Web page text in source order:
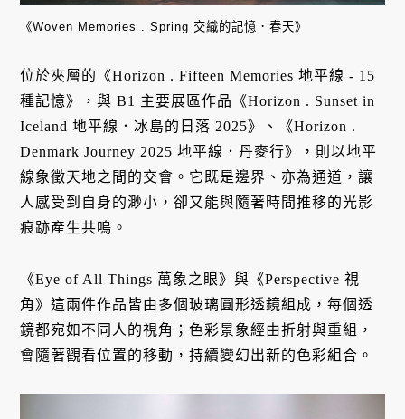
《Woven Memories . Spring 交織的記憶．春天》
位於夾層的《Horizon . Fifteen Memories 地平線 - 15
種記憶》，與 B1 主要展區作品《Horizon . Sunset in
Iceland 地平線．冰島的日落 2025》、《Horizon .
Denmark Journey 2025 地平線．丹麥行》，則以地平
線象徵天地之間的交會。它既是邊界、亦為通道，讓
人感受到自身的渺小，卻又能與隨著時間推移的光影
痕跡產生共鳴。
《Eye of All Things 萬象之眼》與《Perspective 視
角》這兩件作品皆由多個玻璃圓形透鏡組成，每個透
鏡都宛如不同人的視角；色彩景象經由折射與重組，
會隨著觀看位置的移動，持續變幻出新的色彩組合。